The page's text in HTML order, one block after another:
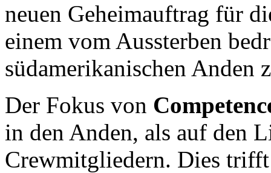
neuen Geheimauftrag für
einem vom Aussterben
südamerikanischen Anden
Der Fokus von
in den Anden, als auf den
Crewmitgliedern. Dies